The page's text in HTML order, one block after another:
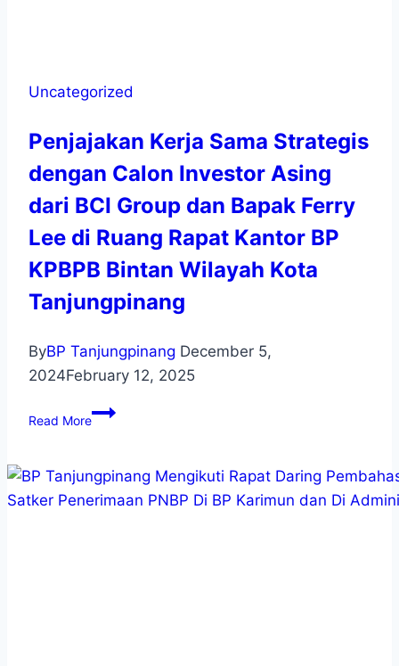
Uncategorized
Penjajakan Kerja Sama Strategis
dengan Calon Investor Asing
dari BCI Group dan Bapak Ferry
Lee di Ruang Rapat Kantor BP
KPBPB Bintan Wilayah Kota
Tanjungpinang
ByBP Tanjungpinang December 5,
2024February 12, 2025
Read More